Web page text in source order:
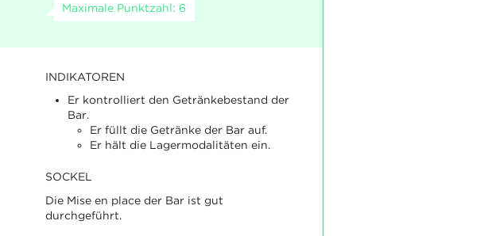
Maximale Punktzahl: 6
INDIKATOREN
Er kontrolliert den Getränkebestand der
Bar.
Er füllt die Getränke der Bar auf.
Er hält die Lagermodalitäten ein.
SOCKEL
Die Mise en place der Bar ist gut
durchgeführt.